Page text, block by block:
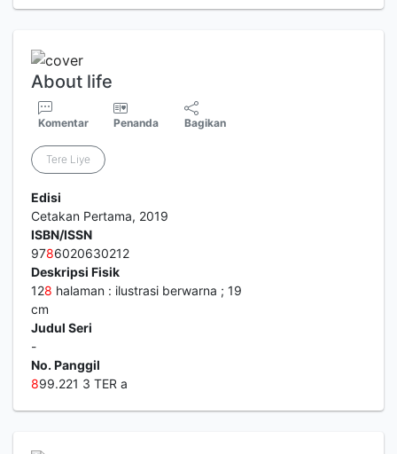
About life
Komentar Penanda Bagikan
Tere Liye
Edisi
Cetakan Pertama, 2019
ISBN/ISSN
9786020630212
Deskripsi Fisik
128 halaman : ilustrasi berwarna ; 19
cm
Judul Seri
-
No. Panggil
899.221 3 TER a